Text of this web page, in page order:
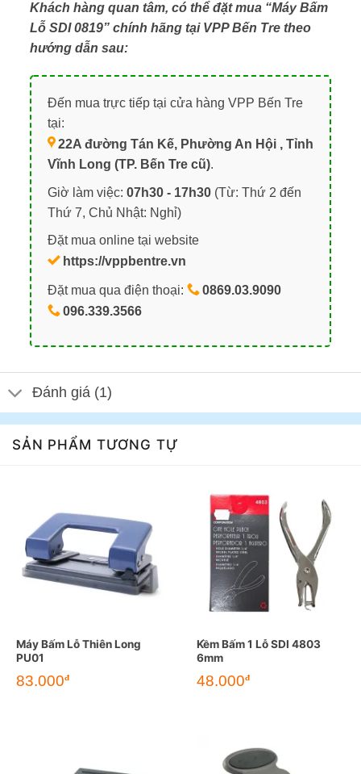
Khách hàng quan tâm, có thể đặt mua “Máy Bấm
Lỗ SDI 0819” chính hãng tại VPP Bến Tre theo
hướng dẫn sau:
Đến mua trực tiếp tại cửa hàng VPP Bến Tre
tại:
22A đường Tán Kế, Phường An Hội , Tỉnh
Vĩnh Long (TP. Bến Tre cũ).
Giờ làm việc: 07h30 - 17h30(Từ: Thứ 2 đến
Thứ 7, Chủ Nhật: Nghỉ)
Đặt mua online tại website
https://vppbentre.vn
Đặt mua qua điện thoại:
0869.03.9090
096.339.3566
Đánh giá (1)
SẢN PHẨM TƯƠNG TỰ
Máy Bấm Lỗ Thiên Long
PU01
83.000đ
Kềm Bấm 1 Lỗ SDI 4803
6mm
48.000đ